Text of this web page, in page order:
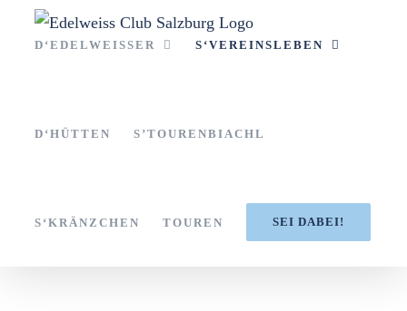
InhaltD‘EDELWEISSER S‘VEREINSLEBEN
D‘HÜTTEN S’TOURENBIACHL
S‘KRÄNZCHEN TOUREN SEI DABEI!